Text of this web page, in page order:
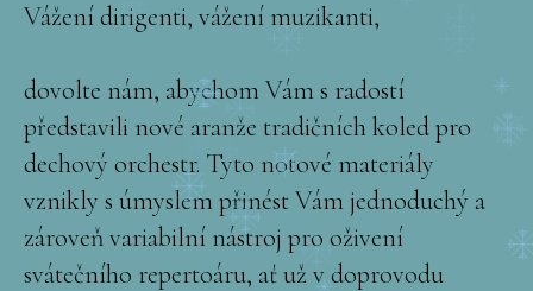
Vážení dirigenti, vážení muzikanti,
dovolte nám, abychom Vám s radostí
představili nové aranže tradičních koled pro
dechový orchestr. Tyto notové materiály
vznikly s úmyslem přinést Vám jednoduchý a
zároveň variabilní nástroj pro oživení
svátečního repertoáru, ať už v doprovodu